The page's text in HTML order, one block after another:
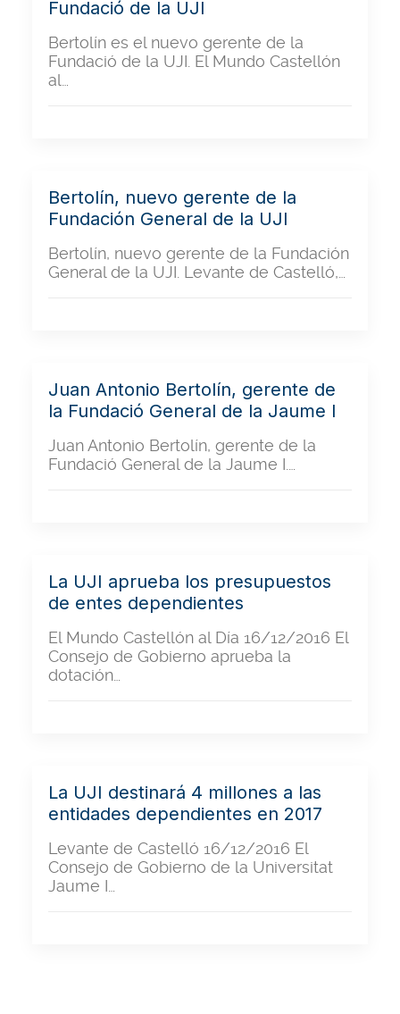
Fundació de la UJI
Bertolín es el nuevo gerente de la
Fundació de la UJI. El Mundo Castellón
al…
Bertolín, nuevo gerente de la
Fundación General de la UJI
Bertolín, nuevo gerente de la Fundación
General de la UJI. Levante de Castelló,…
Juan Antonio Bertolín, gerente de
la Fundació General de la Jaume I
Juan Antonio Bertolín, gerente de la
Fundació General de la Jaume I.…
La UJI aprueba los presupuestos
de entes dependientes
El Mundo Castellón al Día 16/12/2016 El
Consejo de Gobierno aprueba la
dotación…
La UJI destinará 4 millones a las
entidades dependientes en 2017
Levante de Castelló 16/12/2016 El
Consejo de Gobierno de la Universitat
Jaume I…